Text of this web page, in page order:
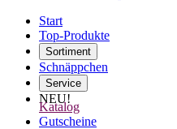
Start
Top-Produkte
Sortiment
Schnäppchen
Service
NEU!
Katalog
Gutscheine